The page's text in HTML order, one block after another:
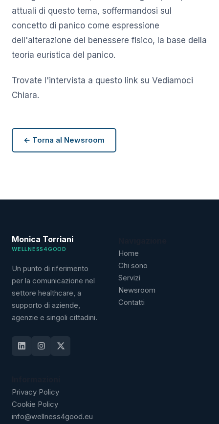
attuali di questo tema, soffermandosi sul
concetto di panico come espressione
dell'alterazione del benessere fisico, la base della
teoria euristica del panico.
Trovate l'intervista a questo link su Vediamoci
Chiara.
← Torna al Newsroom
Monica Torriani
WELLNESS4GOOD
Un punto di riferimento
per la comunicazione nel
settore healthcare, a
supporto di aziende,
agenzie e singoli cittadini.
Home
Chi sono
Servizi
Newsroom
Contatti
Privacy Policy
Cookie Policy
info@wellness4good.eu